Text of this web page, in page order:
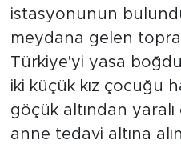
istasyonunun
meydana gelen
Türkiye'yi yasa
iki küçük kız çocuğu
göçük altından
anne tedavi altına